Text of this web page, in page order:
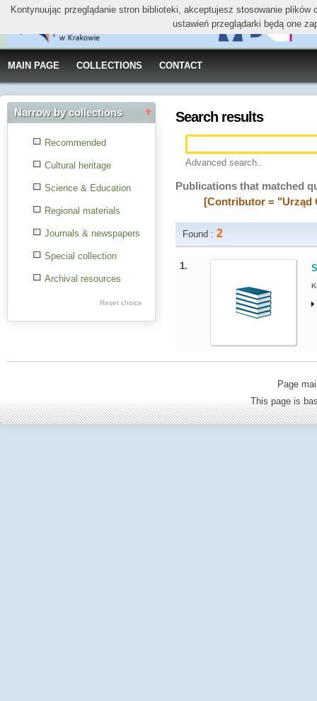
MAIN PAGE COLLECTIONS CONTACT
Narrow by collections
Recommended
Cultural heritage
Science & Education
Regional materials
Journals & newspapers
Special collection
Archival resources
Reset choice
Search results
Advanced search..
Publications that matched
[Contributor = "Urząd
Found :2
1.
Page
This page is
Kontynuując przeglądanie stron biblioteki, akceptujesz stosowanie
ustawień przeglądarki będą one